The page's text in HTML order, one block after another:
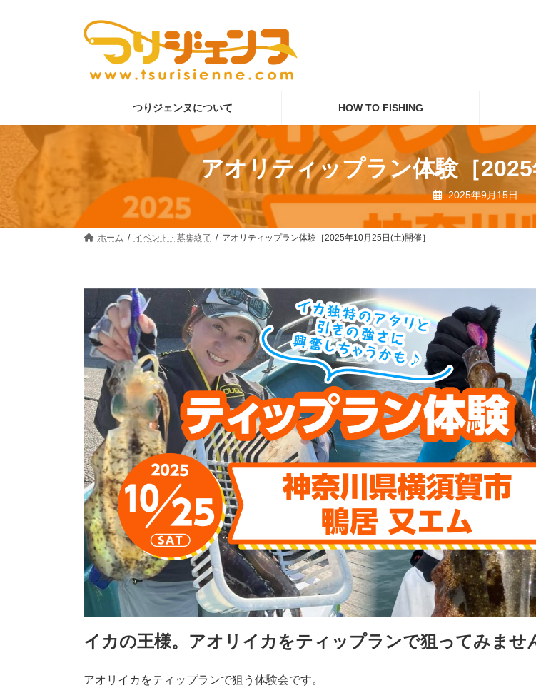
ッ
移
つりジェンヌについて HOW TO FISHING
アオリティップラン体験［
2025年9月15日
ホーム イベント・募集終了 アオリティップラン体験［2025年10月25日(土)開催］
イカの王様。アオリイカをティップランで狙ってみませ
アオリイカをティップランで狙う体験会です。